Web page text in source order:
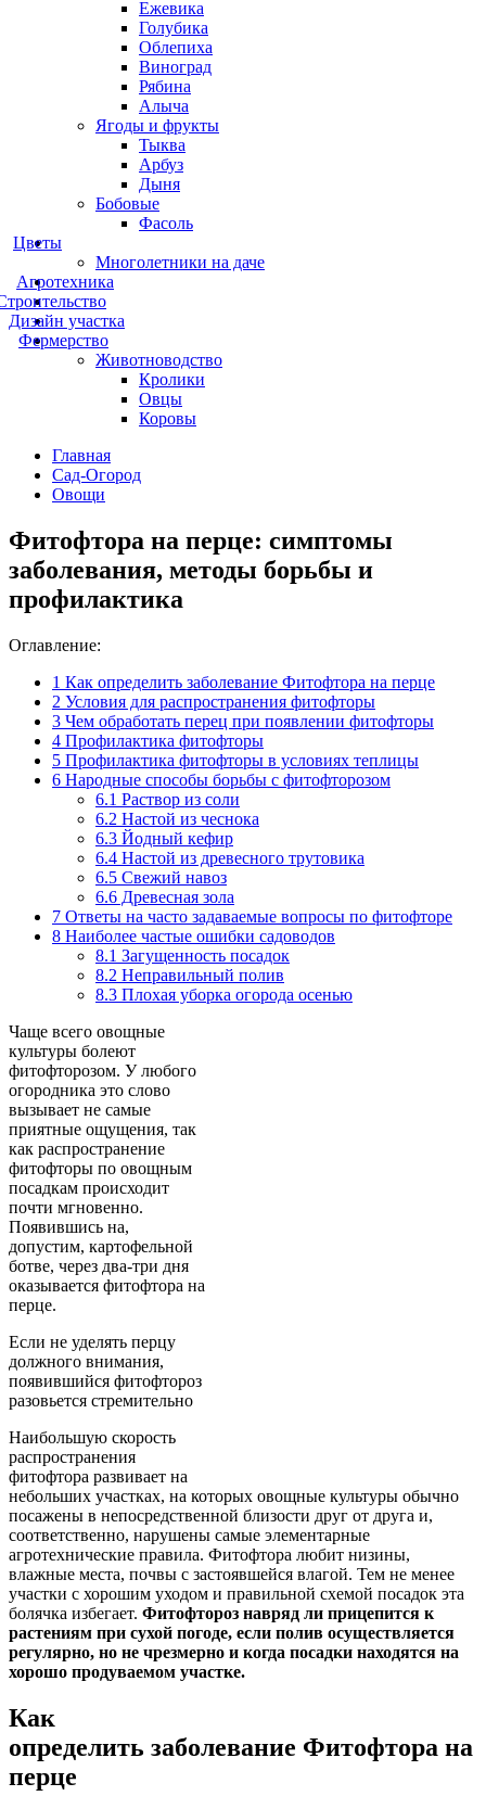
Ежевика
Голубика
Облепиха
Виноград
Рябина
Алыча
Ягоды и фрукты
Тыква
Арбуз
Дыня
Бобовые
Фасоль
Цветы
Многолетники на даче
Агротехника
Дизайн участка
Фермерство
Животноводство
Кролики
Овцы
Коровы
Главная
Сад-Огород
Овощи
Фитофтора на перце: симптомы
заболевания, методы борьбы и
профилактика
Оглавление:
1 Как определить заболевание Фитофтора на перце
2 Условия для распространения фитофторы
3 Чем обработать перец при появлении фитофторы
4 Профилактика фитофторы
5 Профилактика фитофторы в условиях теплицы
6 Народные способы борьбы с фитофторозом
6.1 Раствор из соли
6.2 Настой из чеснока
6.3 Йодный кефир
6.4 Настой из древесного трутовика
6.5 Свежий навоз
6.6 Древесная зола
7 Ответы на часто задаваемые вопросы по фитофторе
8 Наиболее частые ошибки садоводов
8.1 Загущенность посадок
8.2 Неправильный полив
8.3 Плохая уборка огорода осенью
Чаще всего овощные
культуры болеют
фитофторозом. У любого
огородника это слово
вызывает не самые
приятные ощущения, так
как распространение
фитофторы по овощным
посадкам происходит
почти мгновенно.
Появившись на,
допустим, картофельной
ботве, через два-три дня
оказывается фитофтора на
перце.
Если не уделять перцу
должного внимания,
появившийся фитофтороз
разовьется стремительно
Наибольшую скорость
распространения
фитофтора развивает на
небольших участках, на которых овощные культуры обычно
посажены в непосредственной близости друг от друга и,
соответственно, нарушены самые элементарные
агротехнические правила. Фитофтора любит низины,
влажные места, почвы с застоявшейся влагой. Тем не менее
участки с хорошим уходом и правильной схемой посадок эта
болячка избегает. Фитофтороз навряд ли прицепится к
растениям при сухой погоде, если полив осуществляется
регулярно, но не чрезмерно и когда посадки находятся на
хорошо продуваемом участке.
Как
определить заболевание Фитофтора на
перце